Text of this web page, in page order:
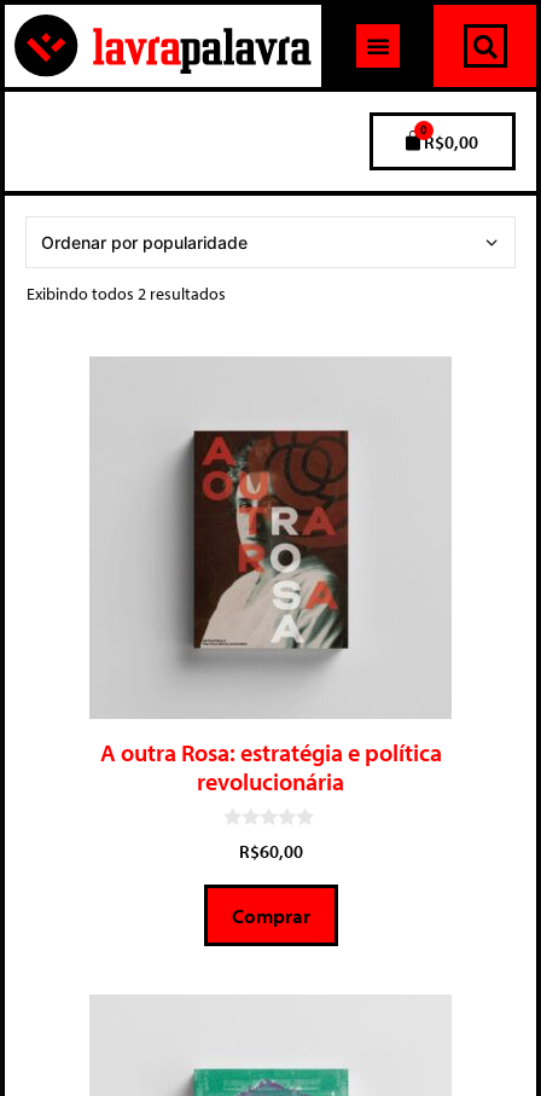
R$0,00
0
Exibindo todos 2 resultados
A outra Rosa: estratégia e política
revolucionária
5
R$60,00
Comprar